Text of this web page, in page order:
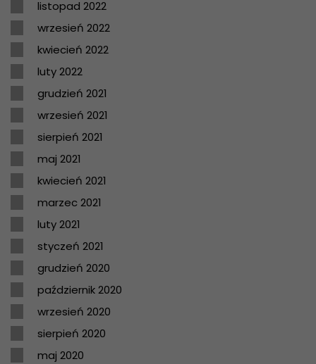
listopad 2022
wrzesień 2022
kwiecień 2022
luty 2022
grudzień 2021
wrzesień 2021
sierpień 2021
maj 2021
kwiecień 2021
marzec 2021
luty 2021
styczeń 2021
grudzień 2020
październik 2020
wrzesień 2020
sierpień 2020
maj 2020